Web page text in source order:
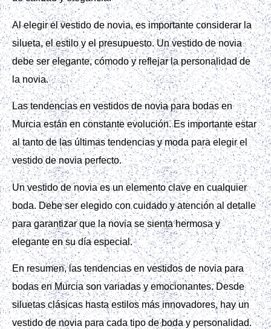
Al elegir el vestido de novia, es importante considerar la
silueta, el estilo y el presupuesto. Un vestido de novia
debe ser elegante, cómodo y reflejar la personalidad de
la novia.
Las tendencias en vestidos de novia para bodas en
Murcia están en constante evolución. Es importante estar
al tanto de las últimas tendencias y moda para elegir el
vestido de novia perfecto.
Un vestido de novia es un elemento clave en cualquier
boda. Debe ser elegido con cuidado y atención al detalle
para garantizar que la novia se sienta hermosa y
elegante en su día especial.
En resumen, las tendencias en vestidos de novia para
bodas en Murcia son variadas y emocionantes. Desde
siluetas clásicas hasta estilos más innovadores, hay un
vestido de novia para cada tipo de boda y personalidad.